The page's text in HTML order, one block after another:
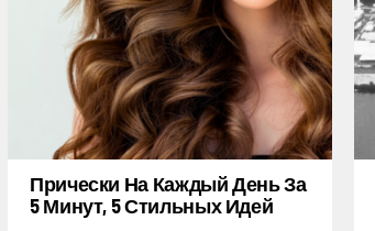
Прически На Каждый День За
5 Минут, 5 Стильных Идей